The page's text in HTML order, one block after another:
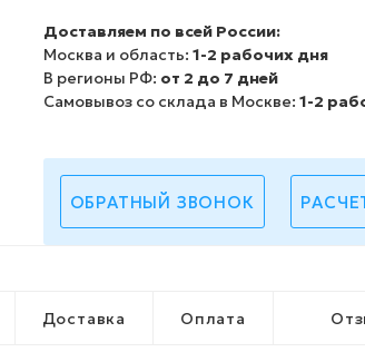
Доставляем по всей России:
Москва и область: 1-2 рабочих дня
В регионы РФ: от 2 до 7 дней
Самовывоз со склада в Москве: 1-2
ОБРАТНЫЙ ЗВОНОК
Доставка Оплата